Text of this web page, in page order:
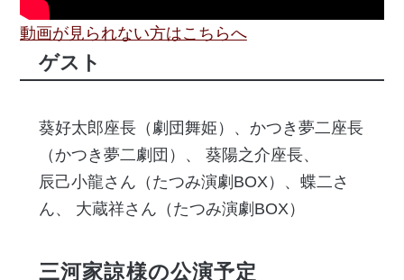
動画が見られない方はこちらへ
ゲスト
葵好太郎座長（劇団舞姫）、かつき夢二座長
（かつき夢二劇団）、 葵陽之介座長、
辰己小龍さん（たつみ演劇BOX）、蝶二さ
ん、 大蔵祥さん（たつみ演劇BOX）
三河家諒様の公演予定